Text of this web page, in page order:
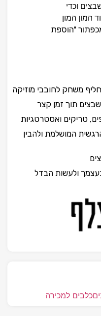
וכדי
המון המון
"הוספת
משחק לחובבי מוזיקה
תוך זמן קצר
טריקים ואסטרטגיות
המושלמת ולהבין
ולעשות הבדל
כלבים למכירה